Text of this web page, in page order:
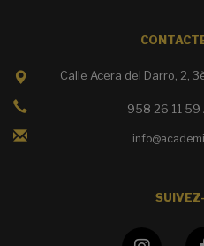
Calle Acera del Darro, 2,
958 26 11 59